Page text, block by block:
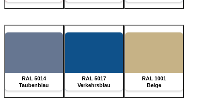
RAL 5014
Taubenblau
RAL 5017
Verkehrsblau
RAL 1001
Beige